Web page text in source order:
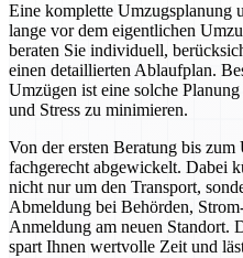
Eine komplette Umzugsplanung
lange vor dem eigentlichen
beraten Sie individuell,
einen detaillierten Ablaufplan.
Umzügen ist eine solche
und Stress zu minimieren.
Von der ersten Beratung bis
fachgerecht abgewickelt. Dabei
nicht nur um den Transport,
Abmeldung bei Behörden,
Anmeldung am neuen Standort.
spart Ihnen wertvolle Zeit und